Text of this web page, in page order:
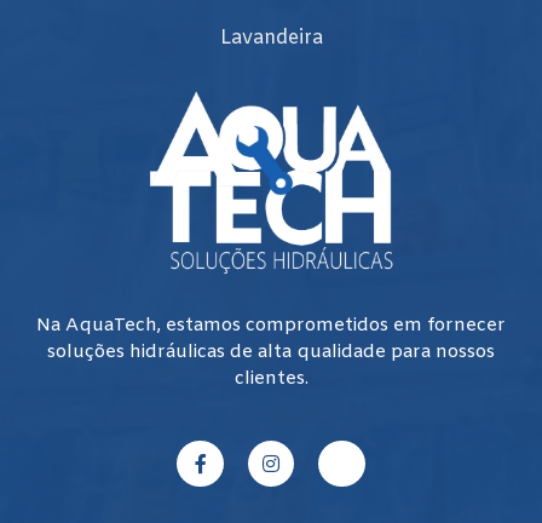
Lavandeira
Na AquaTech, estamos comprometidos em fornecer
soluções hidráulicas de alta qualidade para nossos
clientes.